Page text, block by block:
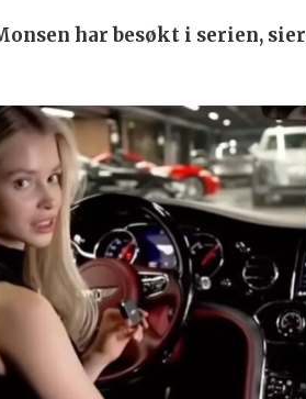
har besøkt i serien, sier